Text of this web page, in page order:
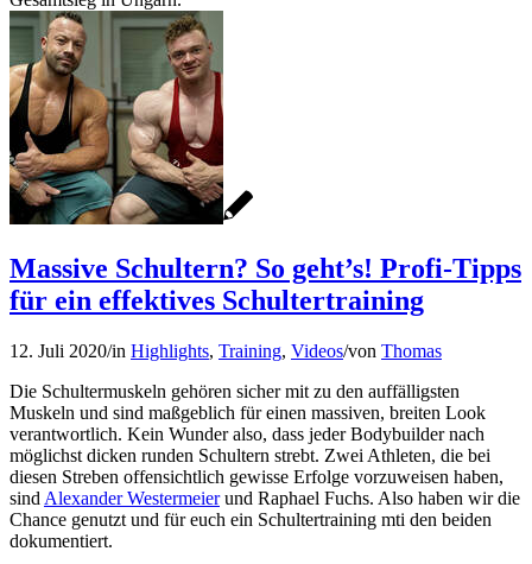
Massive Schultern? So geht’s! Profi-Tipps
für ein effektives Schultertraining
12. Juli 2020/in Highlights, Training, Videos/von Thomas
Die Schultermuskeln gehören sicher mit zu den auffälligsten
Muskeln und sind maßgeblich für einen massiven, breiten Look
verantwortlich. Kein Wunder also, dass jeder Bodybuilder nach
möglichst dicken runden Schultern strebt. Zwei Athleten, die bei
diesen Streben offensichtlich gewisse Erfolge vorzuweisen haben,
sind Alexander Westermeierund Raphael Fuchs. Also haben wir die
Chance genutzt und für euch ein Schultertraining mti den beiden
dokumentiert.